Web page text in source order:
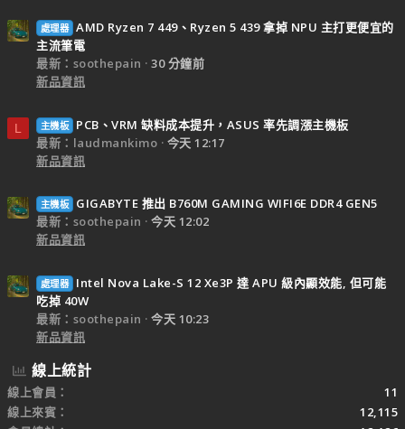
處理器 AMD Ryzen 7 449、Ryzen 5 439 拿掉 NPU 主打更便宜的
主流筆電
最新：soothepain
30 分鐘前
新品資訊
L 主機板
PCB、VRM 缺料成本提升，ASUS 率先調漲主機板
最新：laudmankimo
今天 12:17
新品資訊
主機板
GIGABYTE 推出 B760M GAMING WIFI6E DDR4 GEN5
最新：soothepain
今天 12:02
新品資訊
處理器
Intel Nova Lake-S 12 Xe3P 達 APU 級內顯效能, 但可能
吃掉 40W
最新：soothepain
今天 10:23
新品資訊
線上統計
線上會員
11
線上來賓
12,115